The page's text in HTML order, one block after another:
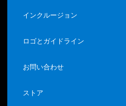
インクルージョン
ロゴとガイドライン
お問い合わせ
ストア